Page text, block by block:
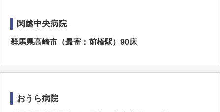
関越中央病院
群馬県高崎市（最寄：前橋駅）90床
おうら病院